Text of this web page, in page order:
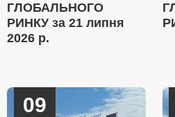
ГЛОБАЛЬНОГО
РИНКУ за 21 липня
2026 р.
09